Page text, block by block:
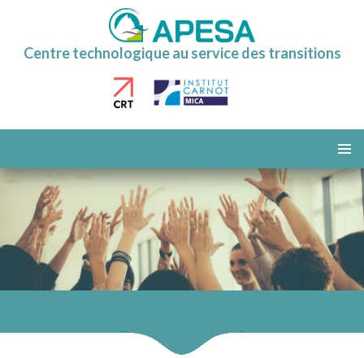
Centre technologique au service des transitions
MENU
AU
CONTENU